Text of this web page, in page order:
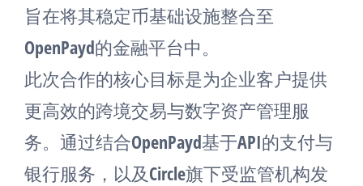
旨在将其稳定币基础设施整合至
OpenPayd的金融平台中。
此次合作的核心目标是为企业客户提供
更高效的跨境交易与数字资产管理服
务。通过结合OpenPayd基于API的支付与
银行服务，以及Circle旗下受监管机构发